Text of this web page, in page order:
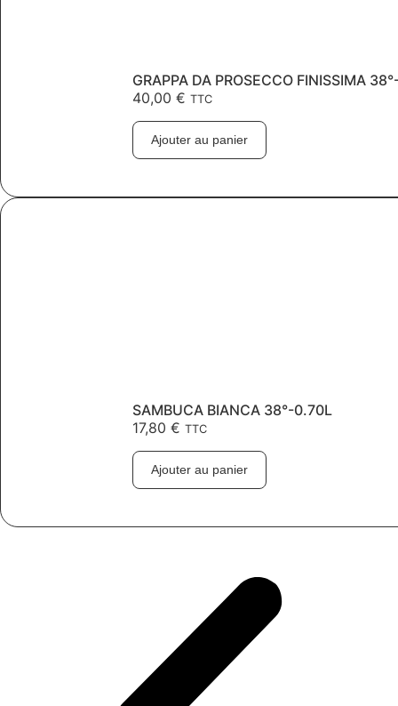
GRAPPA DA PROSECCO FINISSIMA
40,00€ TTC
Ajouter au panier
SAMBUCA BIANCA 38°-0.70L
17,80€ TTC
Ajouter au panier